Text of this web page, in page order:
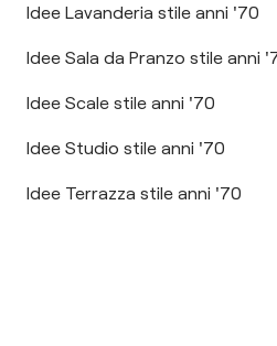
Idee Lavanderia stile anni '70
Idee Sala da Pranzo stile anni
Idee Scale stile anni '70
Idee Studio stile anni '70
Idee Terrazza stile anni '70